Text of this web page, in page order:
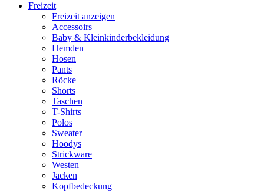
Freizeit
Freizeit anzeigen
Accessoirs
Baby & Kleinkinderbekleidung
Hemden
Hosen
Pants
Röcke
Shorts
Taschen
T-Shirts
Polos
Sweater
Hoodys
Strickware
Westen
Jacken
Kopfbedeckung